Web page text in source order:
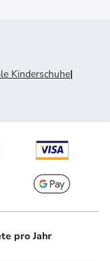
Kinderschuhe|
pro Jahr